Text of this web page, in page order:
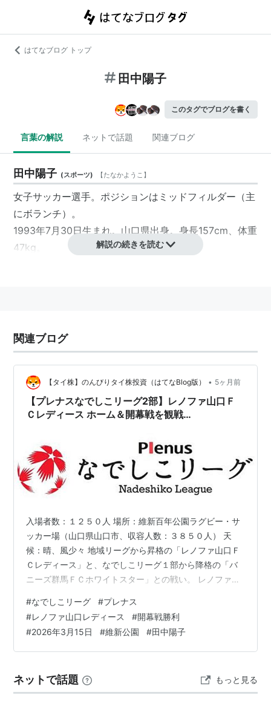
はてなブログ トップ
田中陽子
このタグでブログを書く
言葉の解説 ネットで話題 関連ブログ
田中陽子 (スポーツ) 【たなかようこ 】
女子サッカー選手。ポジションはミッドフィルダー（主
にボランチ）。
1993年7月30日生まれ。山口県出身。身長157cm、体重
47kg。
17女子ワールドカップでは全試合に出場して準優勝に貢
した。
2013年、アルガルヴェ・カップ2013に出場するサッカ
ー日本女子代表（なでしこジャパン）に初選出され、同
所属クラブ
2006-2011
2012-2014
INAC神戸レオネッサ
2015-
ノジマステラ神奈川相模原
リスト::女子サッカー選手
田中陽子 (アイドル) 【たなかようこ 】
ル。愛称「よっきゅん」
解説の続きを読む
関連ブログ
【タイ株】のんびりタイ株投資（はてなBlog版） • 5ヶ月前
【プレナスなでしこリーグ2部】レノファ山口Ｆ
Ｃレディース ホーム＆開幕戦を観戦
入場者数：１２５０人 場所：維新百年公園ラグビー・サ
ッカー場（山口県山口市、収容人数：３８５０人） 天
候：晴、風少々 地域リーグから昇格の「レノファ山口Ｆ
Ｃレディース」と、なでしこリーグ１部から降格の「バ
ニーズ群馬ＦＣホワイトスター」との戦い。 レノファ
身）、元韓国代表のイ・ジョンウン選手の補強加入によ
り、昨年に念願のなでしこリーグ２部昇格を決めていま
す。 前半は五分五分の戦いでしたけど、後半はレノファ
ペースでしたね。 個人的には、ＦＷ３３中丸選手、ＤＦ
た。 www.youtube.com 定食店「…
#なでしこリーグ #プレナス
#レノファ山口レディース #開幕戦勝利
#2026年3月15日 #維新公園 #田中陽子
ネットで話題 もっと見る